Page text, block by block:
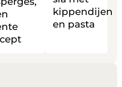
kippendijen
en pasta
en
pasta